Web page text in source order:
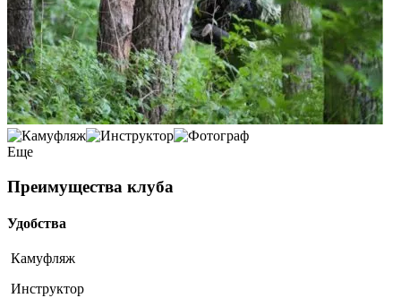
Еще
Преимущества клуба
Удобства
Камуфляж
Инструктор